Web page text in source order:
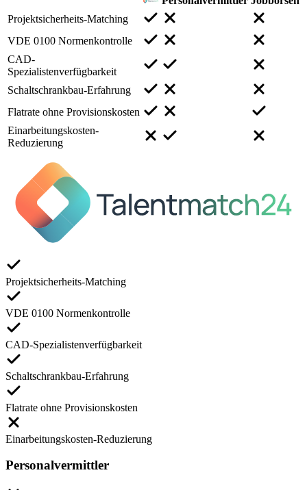
Projektsicherheits-Matching
VDE 0100 Normenkontrolle
CAD-
Spezialistenverfügbarkeit
Schaltschrankbau-Erfahrung
Flatrate ohne Provisionskosten
Einarbeitungskosten-
Reduzierung
Projektsicherheits-Matching
VDE 0100 Normenkontrolle
CAD-Spezialistenverfügbarkeit
Schaltschrankbau-Erfahrung
Flatrate ohne Provisionskosten
Einarbeitungskosten-Reduzierung
Personalvermittler